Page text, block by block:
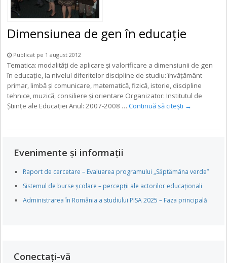
Dimensiunea de gen în educație
Publicat pe 1 august 2012
Tematica: modalităţi de aplicare şi valorificare a dimensiunii de gen
în educaţie, la nivelul diferitelor discipline de studiu: învăţământ
primar, limbă şi comunicare, matematică, fizică, istorie, discipline
tehnice, muzică, consiliere şi orientare Organizator: Institutul de
Ştiinţe ale Educaţiei Anul: 2007-2008 …Continuă să citești →
Evenimente și informații
Raport de cercetare – Evaluarea programului „Săptămâna verde”
Sistemul de burse școlare – percepții ale actorilor educaționali
Administrarea în România a studiului PISA 2025 – Faza principală
Conectați-vă